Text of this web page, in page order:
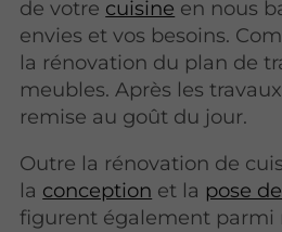
de votre cuisine en nous
envies et vos besoins.
la rénovation du plan de
meubles. Après les
remise au goût du jour.
Outre la rénovation de
la conception et la pose
figurent également parmi